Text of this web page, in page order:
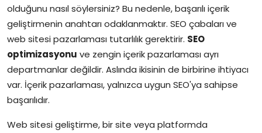
olduğunu nasıl söylersiniz? Bu nedenle, başarılı içerik
geliştirmenin anahtarı odaklanmaktır. SEO çabaları ve
web sitesi pazarlaması tutarlılık gerektirir. SEO
optimizasyonu ve zengin içerik pazarlaması ayrı
departmanlar değildir. Aslında ikisinin de birbirine ihtiyacı
var. İçerik pazarlaması, yalnızca uygun SEO'ya sahipse
başarılıdır.
Web sitesi geliştirme, bir site veya platformda